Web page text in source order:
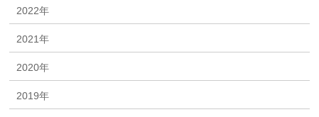
2022年
2021年
2020年
2019年